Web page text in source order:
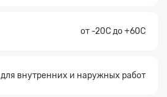
от -20С до +60С
для внутренних и наружных работ